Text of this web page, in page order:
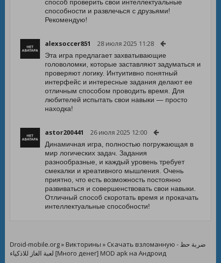
способ проверить свои интеллектуальные
способности и развлечься с друзьями!
Рекомендую!
alexsoccer851 28 июля 2025 11:28
Эта игра предлагает захватывающие
головоломки, которые заставляют задуматься и
проверяют логику. Интуитивно понятный
интерфейс и интересные задания делают ее
отличным способом проводить время. Для
любителей испытать свои навыки — просто
находка!
astor200441 26 июля 2025 12:00
Динамичная игра, полностью погружающая в
мир логических задач. Задания
разнообразные, и каждый уровень требует
смекалки и креативного мышления. Очень
приятно, что есть возможность постоянно
развиваться и совершенствовать свои навыки.
Отличный способ скоротать время и прокачать
интеллектуальные способности!
Droid-mobile.org» Викторины » Скачать взломанную ضربة حظ -
لعبة الغاز للاذكياء [Много денег] MOD apk на Андроид